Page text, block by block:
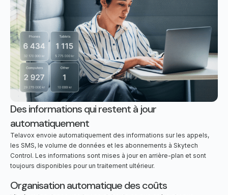
Des informations qui restent à jour
automatiquement
Telavox envoie automatiquement des informations sur les appels,
les SMS, le volume de données et les abonnements à Skytech
Control. Les informations sont mises à jour en arrière-plan et sont
toujours disponibles pour un traitement ultérieur.
Organisation automatique des coûts